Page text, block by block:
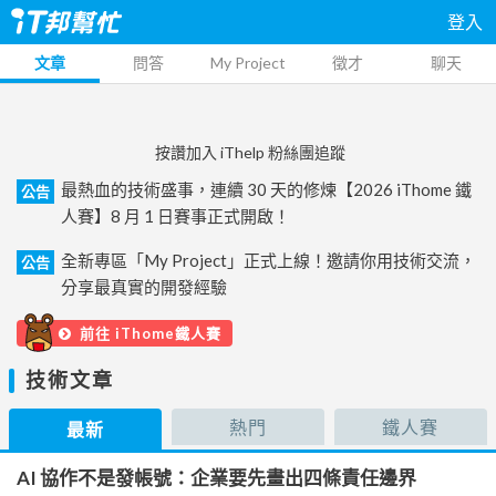
登入
文章 問答 My Project 徵才 聊天
按讚加入 iThelp 粉絲團追蹤
公告
最熱血的技術盛事，連續 30 天的修煉【2026 iThome 鐵
人賽】8 月 1 日賽事正式開啟！
公告
全新專區「My Project」正式上線！邀請你用技術交流，
分享最真實的開發經驗
前往 iThome鐵人賽
技術文章
最新 熱門 鐵人賽
AI 協作不是發帳號：企業要先畫出四條責任邊界